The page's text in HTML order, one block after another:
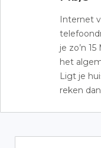
Internet
je zo’n
het
Ligt je
reken